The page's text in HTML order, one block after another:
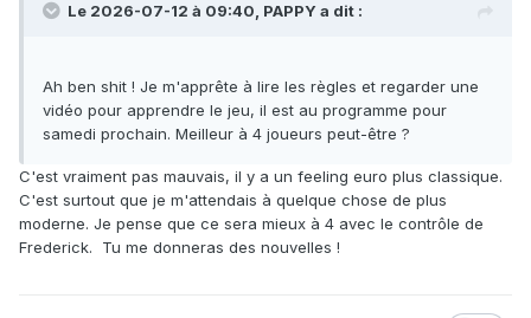
Le 2026-07-12 à 09:40, PAPPY a dit :
Ah ben shit ! Je m'apprête à lire les règles et regarder une
vidéo pour apprendre le jeu, il est au programme pour
samedi prochain. Meilleur à 4 joueurs peut-être ?
C'est vraiment pas mauvais, il y a un feeling euro plus classique.
C'est surtout que je m'attendais à quelque chose de plus
moderne. Je pense que ce sera mieux à 4 avec le contrôle de
Frederick. Tu me donneras des nouvelles !